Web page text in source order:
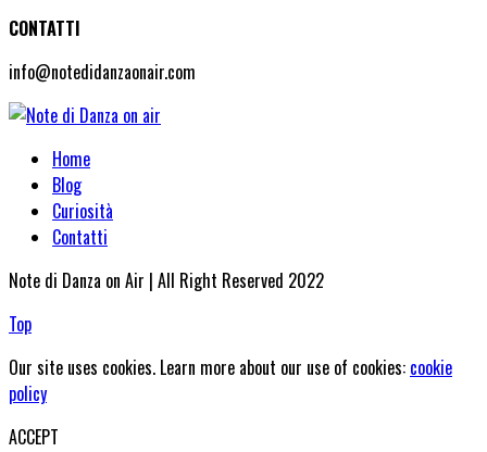
CONTATTI
info@notedidanzaonair.com
Home
Blog
Curiosità
Contatti
Note di Danza on Air | All Right Reserved 2022
Top
Our site uses cookies. Learn more about our use of cookies: cookie
policy
ACCEPT